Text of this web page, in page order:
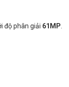
độ phân giải 61MP.